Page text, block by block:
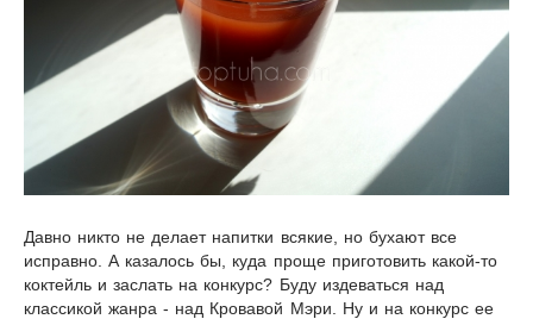
Давно никто не делает напитки всякие, но бухают все
исправно. А казалось бы, куда проще приготовить какой-то
коктейль и заслать на конкурс? Буду издеваться над
классикой жанра - над Кровавой Мэри. Ну и на конкурс ее